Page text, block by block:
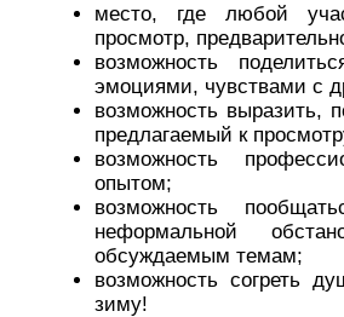
место, где любой
просмотр,
возможность
эмоциями, чувствами с
возможность выразить,
предлагаемый к
возможность
опытом;
возможность
неформальной
обсуждаемым темам;
возможность согреть
зиму!